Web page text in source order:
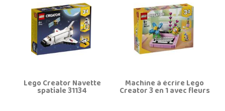
Lego Creator Navette
spatiale 31134 Machine à écrire Lego
Creator 3 en 1 avec fleurs